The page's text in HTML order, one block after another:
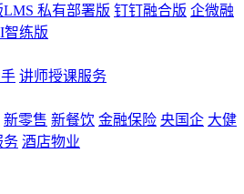
LMS 私有部署版 钉钉融合版 企微融
智练版
讲师授课服务
新零售 新餐饮 金融保险 央国企 大健
务 酒店物业